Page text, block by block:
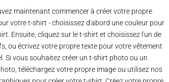
maintenant commencer à créer votre propre
votre t-shirt - choisissez d'abord une couleur pour
Ensuite, cliquez sur le t-shirt et choisissez l'un de
ou écrivez votre propre texte pour votre vêtement
Si vous souhaitez créer un t-shirt photo ou un
téléchargez votre propre image ou utilisez nos